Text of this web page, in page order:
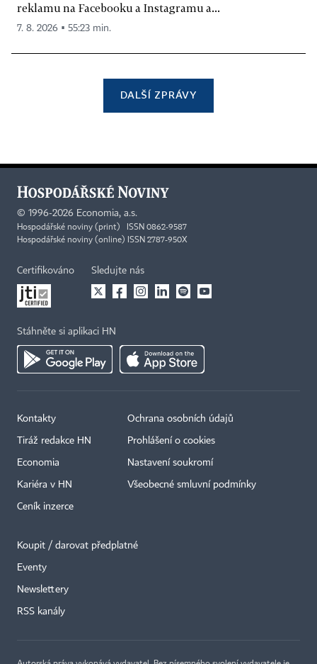
reklamu na Facebooku a Instagramu a...
7. 8. 2026 ▪ 55:23 min.
DALŠÍ ZPRÁVY
© 1996-2026 Economia, a.s.
Hospodářské noviny (print) ISSN 0862-9587
Hospodářské noviny (online) ISSN 2787-950X
Certifikováno Sledujte nás
Stáhněte si aplikaci HN
Kontakty
Tiráž redakce HN
Economia
Kariéra v HN
Ceník inzerce
Ochrana osobních údajů
Prohlášení o cookies
Nastavení soukromí
Všeobecné smluvní podmínky
Koupit / darovat předplatné
Eventy
Newslettery
RSS kanály